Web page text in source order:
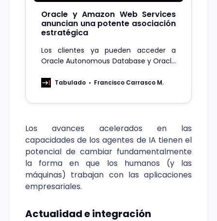
Oracle y Amazon Web Services
anuncian una potente asociación
estratégica
Los clientes ya pueden acceder a
Oracle Autonomous Database y Oracle
que simplifica la migración y la
empresariales en la nube al tiempo
la seguridad.
Tabulado Francisco Carrasco M.
Los avances acelerados en las
capacidades de los agentes de IA tienen el
potencial de cambiar fundamentalmente
la forma en que los humanos (y las
máquinas) trabajan con las aplicaciones
empresariales.
Actualidad e integración